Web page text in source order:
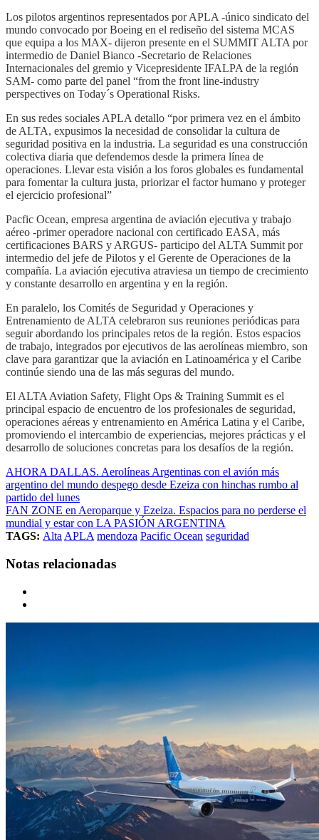
Los pilotos argentinos representados por APLA -único sindicato del
mundo convocado por Boeing en el rediseño del sistema MCAS
que equipa a los MAX- dijeron presente en el SUMMIT ALTA por
intermedio de Daniel Bianco -Secretario de Relaciones
Internacionales del gremio y Vicepresidente IFALPA de la región
SAM- como parte del panel “from the front line-industry
perspectives on Today´s Operational Risks.
En sus redes sociales APLA detallo “por primera vez en el ámbito
de ALTA, expusimos la necesidad de consolidar la cultura de
seguridad positiva en la industria. La seguridad es una construcción
colectiva diaria que defendemos desde la primera línea de
operaciones. Llevar esta visión a los foros globales es fundamental
para fomentar la cultura justa, priorizar el factor humano y proteger
el ejercicio profesional”
Pacfic Ocean, empresa argentina de aviación ejecutiva y trabajo
aéreo -primer operadore nacional con certificado EASA, más
certificaciones BARS y ARGUS- participo del ALTA Summit por
intermedio del jefe de Pilotos y el Gerente de Operaciones de la
compañía. La aviación ejecutiva atraviesa un tiempo de crecimiento
y constante desarrollo en argentina y en la región.
En paralelo, los Comités de Seguridad y Operaciones y
Entrenamiento de ALTA celebraron sus reuniones periódicas para
seguir abordando los principales retos de la región. Estos espacios
de trabajo, integrados por ejecutivos de las aerolíneas miembro, son
clave para garantizar que la aviación en Latinoamérica y el Caribe
continúe siendo una de las más seguras del mundo.
El ALTA Aviation Safety, Flight Ops & Training Summit es el
principal espacio de encuentro de los profesionales de seguridad,
operaciones aéreas y entrenamiento en América Latina y el Caribe,
promoviendo el intercambio de experiencias, mejores prácticas y el
desarrollo de soluciones concretas para los desafíos de la región.
AHORA DALLAS. Aerolíneas Argentinas con el avión más
argentino del mundo despego desde Ezeiza con hinchas rumbo al
partido del lunes
FAN ZONE en Aeroparque y Ezeiza. Espacios para no perderse el
mundial y estar con LA PASIÓN ARGENTINA
TAGS: AltaAPLA mendoza Pacific Ocean seguridad
Notas relacionadas